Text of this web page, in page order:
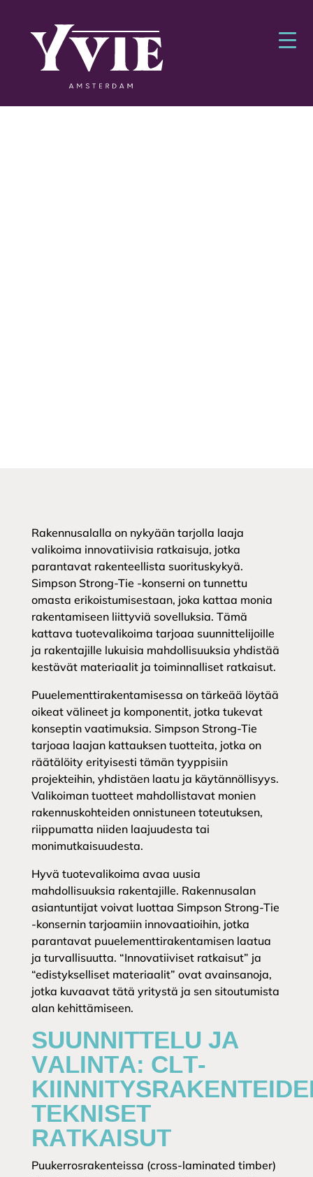
Rakennusalalla on nykyään tarjolla laaja
valikoima innovatiivisia ratkaisuja, jotka
parantavat rakenteellista suorituskykyä.
Simpson Strong-Tie -konserni on tunnettu
omasta erikoistumisestaan, joka kattaa monia
rakentamiseen liittyviä sovelluksia. Tämä
kattava tuotevalikoima tarjoaa suunnittelijoille
ja rakentajille lukuisia mahdollisuuksia yhdistää
kestävät materiaalit ja toiminnalliset ratkaisut.
Puuelementtirakentamisessa on tärkeää löytää
oikeat välineet ja komponentit, jotka tukevat
konseptin vaatimuksia. Simpson Strong-Tie
tarjoaa laajan kattauksen tuotteita, jotka on
räätälöity erityisesti tämän tyyppisiin
projekteihin, yhdistäen laatu ja käytännöllisyys.
Valikoiman tuotteet mahdollistavat monien
rakennuskohteiden onnistuneen toteutuksen,
riippumatta niiden laajuudesta tai
monimutkaisuudesta.
Hyvä tuotevalikoima avaa uusia
mahdollisuuksia rakentajille. Rakennusalan
asiantuntijat voivat luottaa Simpson Strong-Tie
-konsernin tarjoamiin innovaatioihin, jotka
parantavat puuelementtirakentamisen laatua
ja turvallisuutta. “Innovatiiviset ratkaisut” ja
“edistykselliset materiaalit” ovat avainsanoja,
jotka kuvaavat tätä yritystä ja sen sitoutumista
alan kehittämiseen.
SUUNNITTELU JA
VALINTA: CLT-
TEKNISET
RATKAISUT
Puukerrosrakenteissa (cross-laminated timber)